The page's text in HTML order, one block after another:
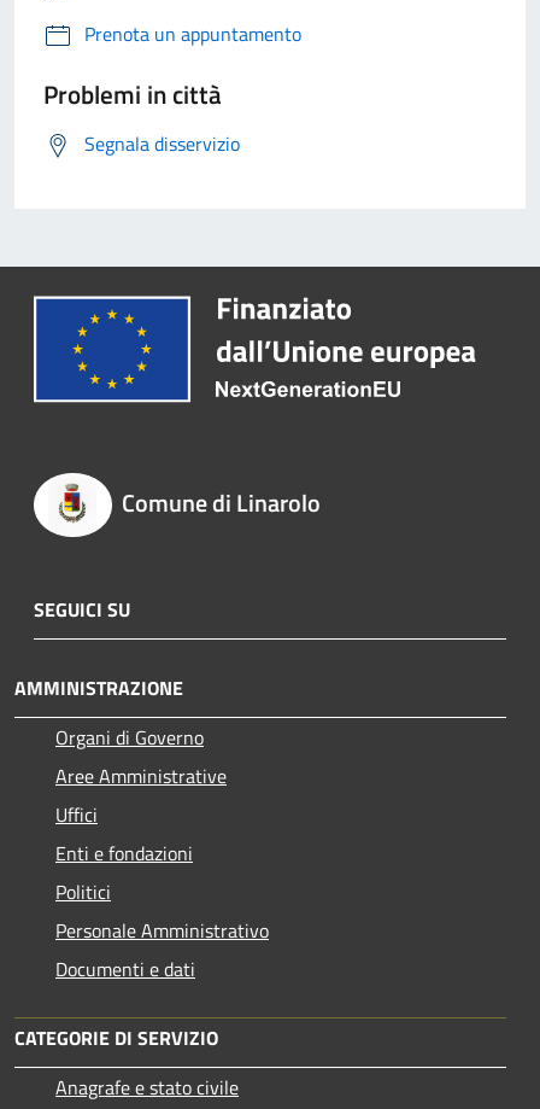
Prenota un appuntamento
Problemi in città
Segnala disservizio
Comune di Linarolo
SEGUICI SU
AMMINISTRAZIONE
Organi di Governo
Aree Amministrative
Uffici
Enti e fondazioni
Politici
Personale Amministrativo
Documenti e dati
CATEGORIE DI SERVIZIO
Anagrafe e stato civile